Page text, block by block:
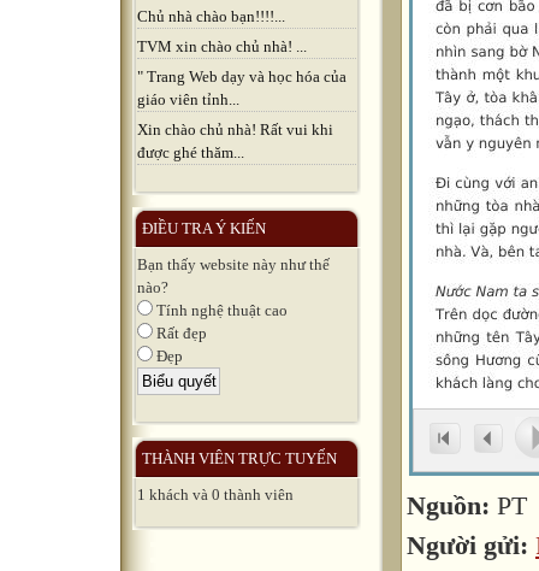
Chủ nhà chào bạn!!!!...
TVM xin chào chủ nhà! ...
" Trang Web dạy và học hóa của
giáo viên tỉnh...
Xin chào chủ nhà! Rất vui khi
được ghé thăm...
ĐIỀU TRA Ý KIẾN
Bạn thấy website này như thế
nào?
Tính nghệ thuật cao
Rất đẹp
Đẹp
THÀNH VIÊN TRỰC TUYẾN
1 khách và 0 thành viên
Nguồn: PT
Người gửi: